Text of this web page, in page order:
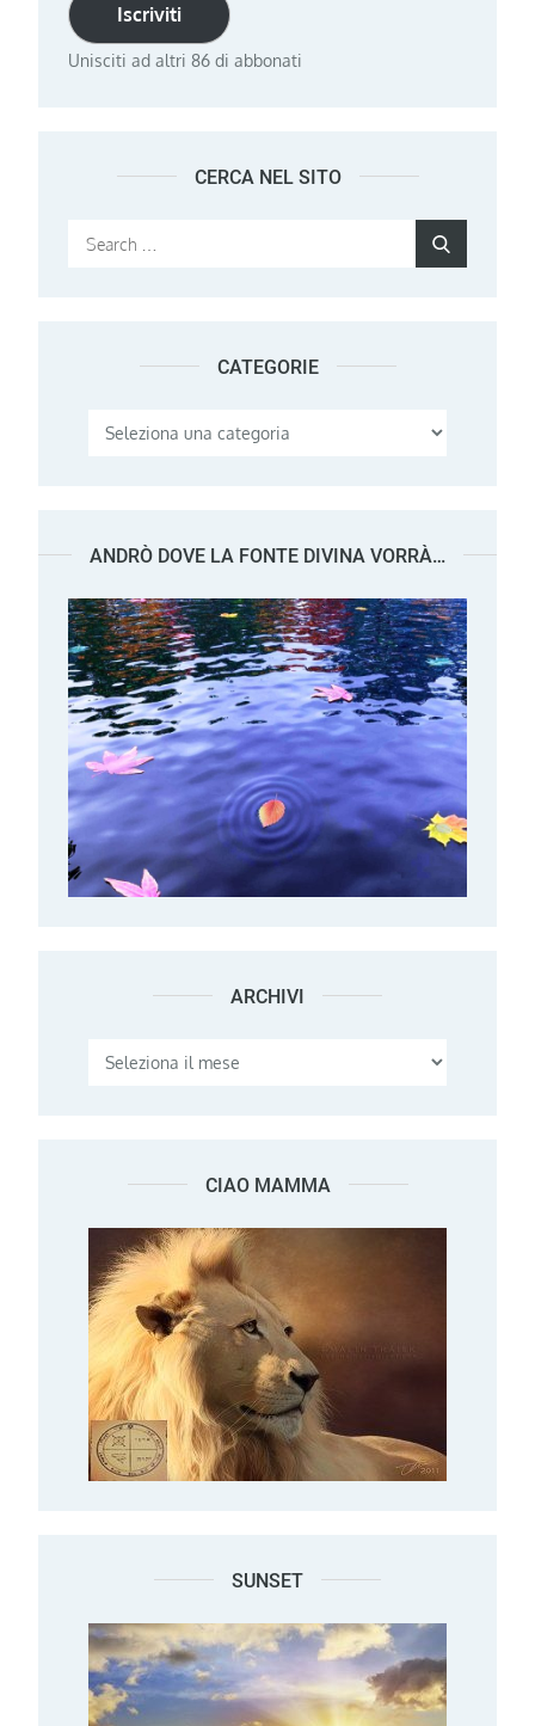
Iscriviti
Unisciti ad altri 86 di abbonati
CERCA NEL SITO
Search
CATEGORIE
Categorie
ANDRÒ DOVE LA FONTE DIVINA VORRÀ…
ARCHIVI Archivi
CIAO MAMMA
SUNSET